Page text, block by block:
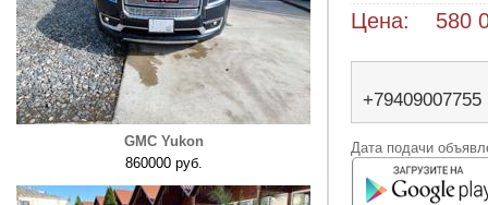
GMC Yukon
860000 руб.
Цена: 580
+79409007755
Дата подачи